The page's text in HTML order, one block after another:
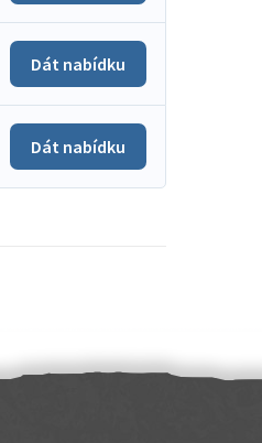
Dát nabídku
Dát nabídku